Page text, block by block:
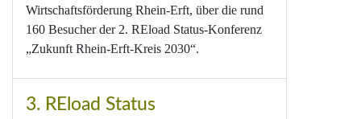
Wirtschaftsförderung Rhein-Erft, über die rund
160 Besucher der 2. REload Status-Konferenz
„Zukunft Rhein-Erft-Kreis 2030“.
3. REload Status